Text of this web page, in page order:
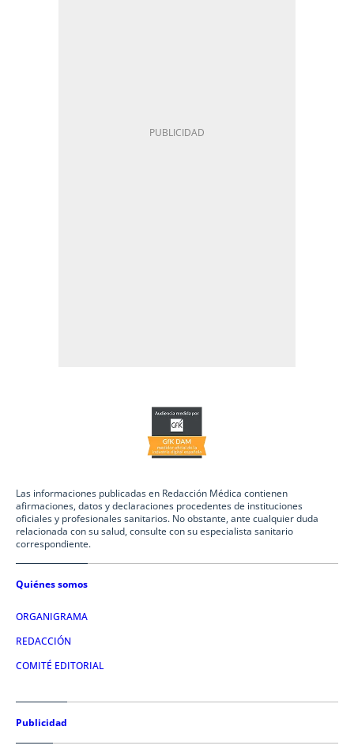
Las informaciones publicadas en Redacción Médica contienen
afirmaciones, datos y declaraciones procedentes de instituciones
oficiales y profesionales sanitarios. No obstante, ante cualquier duda
relacionada con su salud, consulte con su especialista sanitario
correspondiente.
Quiénes somos
ORGANIGRAMA
REDACCIÓN
COMITÉ EDITORIAL
Publicidad